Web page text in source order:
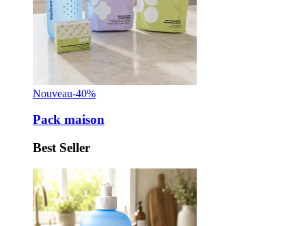
Nouveau-40%
Pack maison
Best Seller